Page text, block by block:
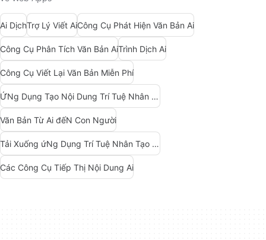
Ai DịchTrợ Lý Viết AiCông Cụ Phát Hiện Văn Bản Ai
Công Cụ Phân Tích Văn Bản AiTrình Dịch Ai
Công Cụ Viết Lại Văn Bản Miễn Phí
ỨNg Dụng Tạo Nội Dung Trí Tuệ Nhân Tạo
Văn Bản Từ Ai đếN Con Người
Tải Xuống ứNg Dụng Trí Tuệ Nhân Tạo (Ai)
Các Công Cụ Tiếp Thị Nội Dung Ai